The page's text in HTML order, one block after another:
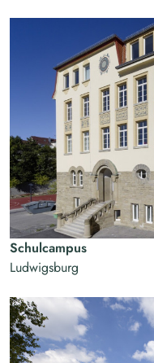
Schulcampus
Ludwigsburg